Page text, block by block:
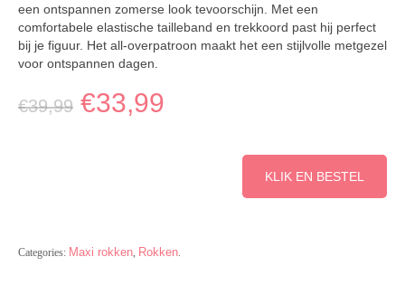
een ontspannen zomerse look tevoorschijn. Met een
comfortabele elastische tailleband en trekkoord past hij perfect
bij je figuur. Het all-overpatroon maakt het een stijlvolle metgezel
voor ontspannen dagen.
€39,99 €33,99
KLIK EN BESTEL
Categories: Maxi rokken, Rokken.